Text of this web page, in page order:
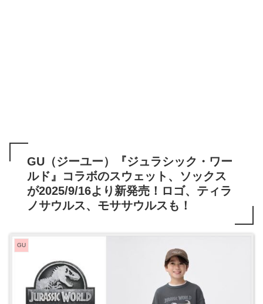
GU（ジーユー）『ジュラシック・ワー
ルド』コラボのスウェット、ソックス
が2025/9/16より新発売！ロゴ、ティラ
ノサウルス、モササウルスも！
GU